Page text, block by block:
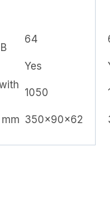
64
Yes
1050
350×90×62